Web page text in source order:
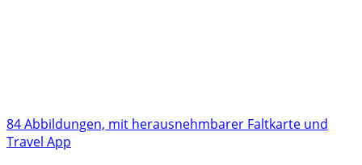
84 Abbildungen, mit herausnehmbarer Faltkarte und
Travel App